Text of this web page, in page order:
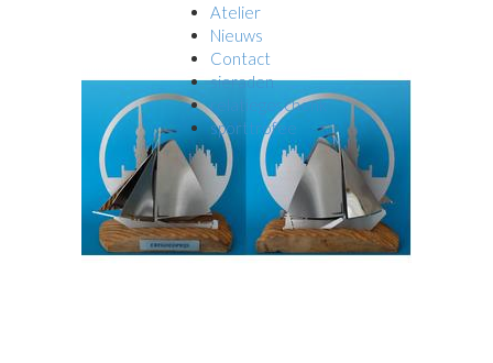
Atelier
Nieuws
Contact
sieraden
relatiegeschenk
sporttrofee